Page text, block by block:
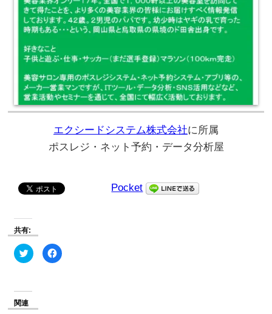
エクシードシステム株式会社に所属
ポスレジ・ネット予約・データ分析屋
Pocket
共有:
ク
リ
Twitter
共
Facebook
で
関連